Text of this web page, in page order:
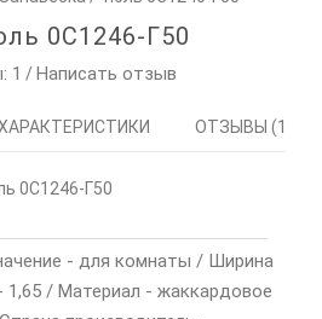
товаров0
0С1246-Г50
1 /Написать отзыв
ОТЗЫВЫ (1)
- для комнаты / Ширина
/ Материал - жаккардовое